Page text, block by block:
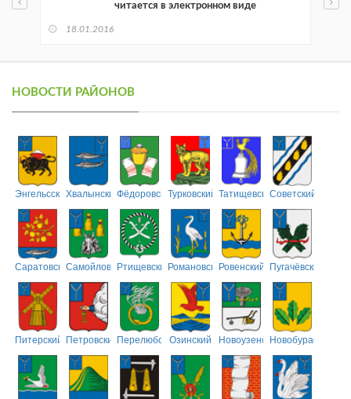
читается в электронном виде
18.01.2016
НОВОСТИ РАЙОНОВ
ЭнгельсскийХвалынскийФёдоровскийТурковский ТатищевскийСоветский
СаратовскийСамойловскийРтищевскийРомановскийРовенский Пугачёвский
Питерский ПетровскийПерелюбскийОзинский НовоузенскийНовобурасский